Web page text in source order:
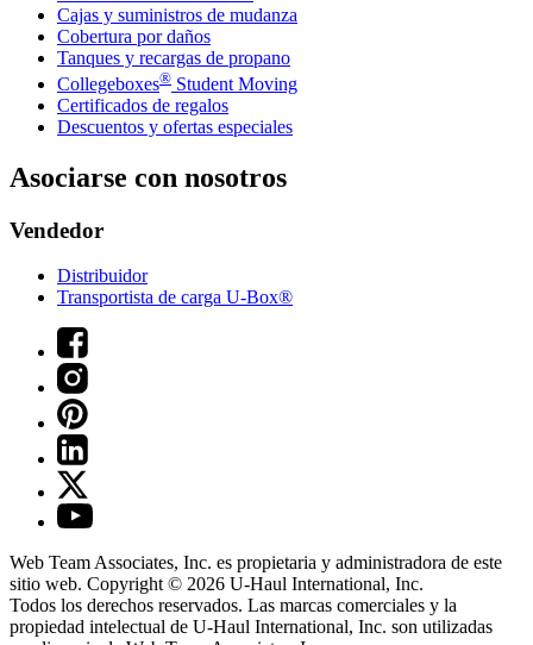
Cajas y suministros de mudanza
Cobertura por daños
Tanques y recargas de propano
Collegeboxes® Student Moving
Certificados de regalos
Descuentos y ofertas especiales
Asociarse con nosotros
Vendedor
Distribuidor
Transportista de carga U-Box®
Web Team Associates, Inc. es propietaria y administradora de este
sitio web. Copyright © 2026 U-Haul International, Inc.
Todos los derechos reservados. Las marcas comerciales y la
propiedad intelectual de U-Haul International, Inc. son utilizadas